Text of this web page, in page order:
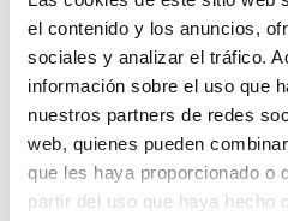
el contenido y los anuncios,
sociales y analizar el tráfico.
información sobre el uso que
nuestros partners de redes
web, quienes pueden
que les haya proporcionado o
partir del uso que haya hecho
¿Has olvidado tu contraseña?